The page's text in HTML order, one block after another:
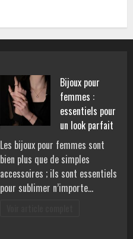
Bijoux pour
femmes :
essentiels pour
un look parfait
Les bijoux pour femmes sont
bien plus que de simples
accessoires ; ils sont essentiels
pour sublimer n’importe…